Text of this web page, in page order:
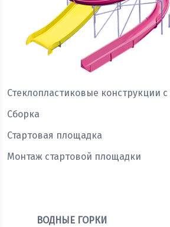
Стеклопластиковые конструкции
Сборка
Стартовая площадка
Монтаж стартовой площадки
ВОДНЫЕ ГОРКИ